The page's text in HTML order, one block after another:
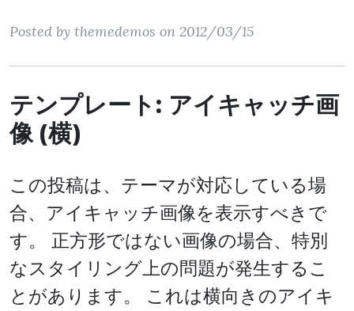
Posted by themedemos on 2012/03/15
テンプレート: アイキャッチ画
像 (横)
この投稿は、テーマが対応している場
合、アイキャッチ画像を表示すべきで
す。 正方形ではない画像の場合、特別
なスタイリング上の問題が発生するこ
とがあります。 これは横向きのアイキ